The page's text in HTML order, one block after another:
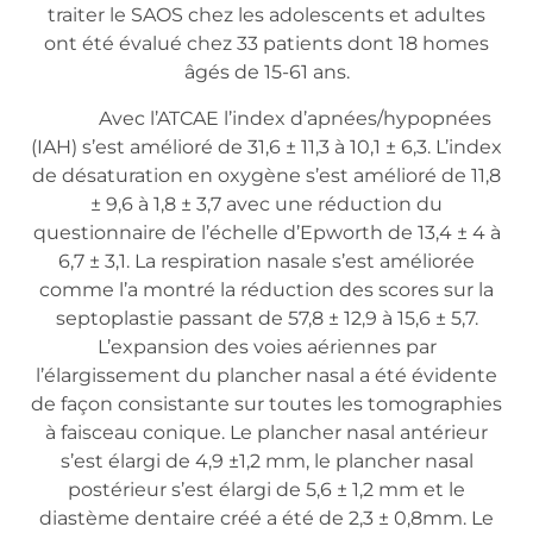
traiter le SAOS chez les adolescents et adultes
ont été évalué chez 33 patients dont 18 homes
âgés de 15-61 ans.
Avec l’ATCAE l’index d’apnées/hypopnées
(IAH) s’est amélioré de 31,6 ± 11,3 à 10,1 ± 6,3. L’index
de désaturation en oxygène s’est amélioré de 11,8
± 9,6 à 1,8 ± 3,7 avec une réduction du
questionnaire de l’échelle d’Epworth de 13,4 ± 4 à
6,7 ± 3,1. La respiration nasale s’est améliorée
comme l’a montré la réduction des scores sur la
septoplastie passant de 57,8 ± 12,9 à 15,6 ± 5,7.
L’expansion des voies aériennes par
l’élargissement du plancher nasal a été évidente
de façon consistante sur toutes les tomographies
à faisceau conique. Le plancher nasal antérieur
s’est élargi de 4,9 ±1,2 mm, le plancher nasal
postérieur s’est élargi de 5,6 ± 1,2 mm et le
diastème dentaire créé a été de 2,3 ± 0,8mm. Le